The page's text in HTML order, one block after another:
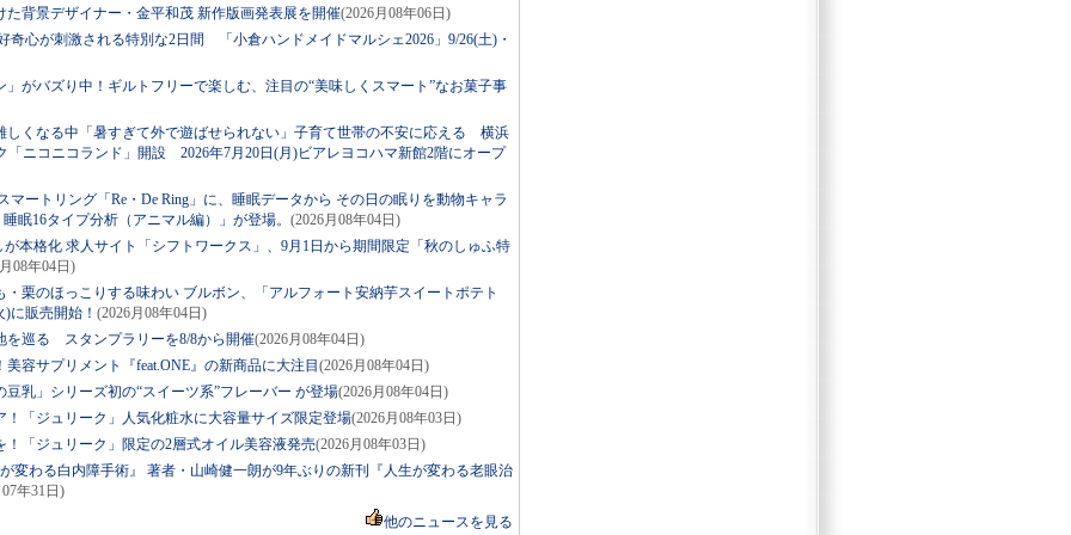
背景デザイナー・金平和茂 新作版画発表展を開催(2026月08年06日)
奇心が刺激される特別な2日間 「小倉ハンドメイドマルシェ2026」9/26(土)・
がバズり中！ギルトフリーで楽しむ、注目の“美味しくスマート”なお菓子事
しくなる中「暑すぎて外で遊ばせられない」子育て世帯の不安に応える 横浜
「ニコニコランド」開設 2026年7月20日(月)ビアレヨコハマ新館2階にオープ
マートリング「Re・De Ring」に、睡眠データから その日の眠りを動物キャラ
眠16タイプ分析（アニマル編）」が登場。 (2026月08年04日)
本格化 求人サイト「シフトワークス」、9月1日から期間限定「秋のしゅふ特
08年04日)
栗のほっこりする味わい ブルボン、「アルフォート安納芋スイートポテト
に販売開始！ (2026月08年04日)
を巡る スタンプラリーを8/8から開催(2026月08年04日)
容サプリメント『feat.ONE』の新商品に大注目 (2026月08年04日)
乳」シリーズ初の“スイーツ系”フレーバー が登場(2026月08年04日)
！「ジュリーク」人気化粧水に大容量サイズ限定登場(2026月08年03日)
「ジュリーク」限定の2層式オイル美容液発売(2026月08年03日)
変わる白内障手術』 著者・山崎健一朗が9年ぶりの新刊『人生が変わる老眼治
年31日)
他のニュースを見る